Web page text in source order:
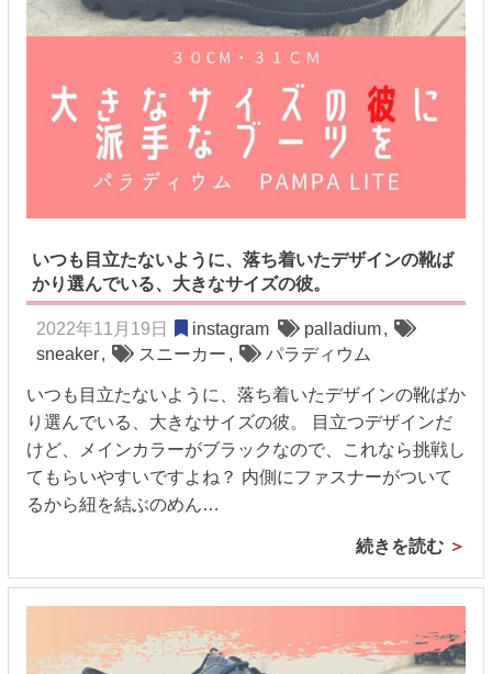
いつも目立たないように、落ち着いたデザインの靴ば
かり選んでいる、大きなサイズの彼。
2022年11月19日 instagram palladium,
sneaker, スニーカー , パラディウム
いつも目立たないように、落ち着いたデザインの靴ばか
り選んでいる、大きなサイズの彼。 目立つデザインだ
けど、メインカラーがブラックなので、これなら挑戦し
てもらいやすいですよね？ 内側にファスナーがついて
るから紐を結ぶのめん…
続きを読む